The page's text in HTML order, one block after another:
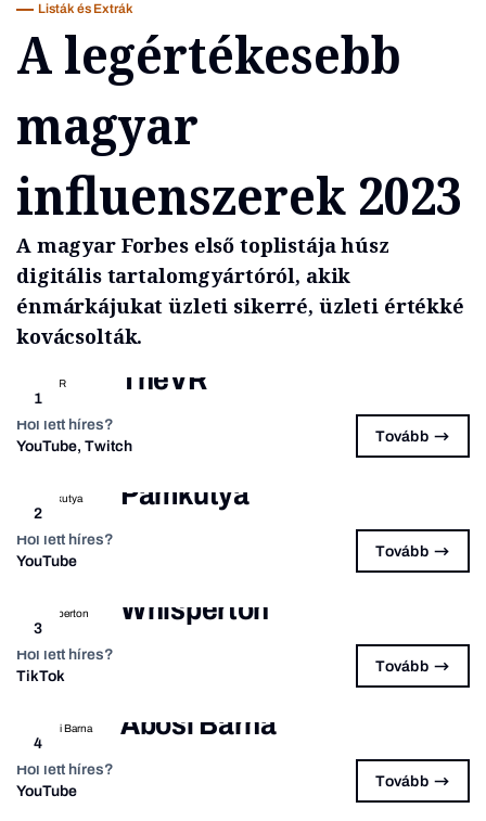
Listák és Extrák
A legértékesebb
magyar
influenszerek 2023
A magyar Forbes első toplistája húsz
digitális tartalomgyártóról, akik
énmárkájukat üzleti sikerré, üzleti értékké
kovácsolták.
1
TheVR
Hol lett híres?
YouTube, Twitch
Tovább
2
Pamkutya
Hol lett híres?
YouTube
Tovább
3
Whisperton
Hol lett híres?
TikTok
Tovább
4
Abosi Barna
Hol lett híres?
YouTube
Tovább